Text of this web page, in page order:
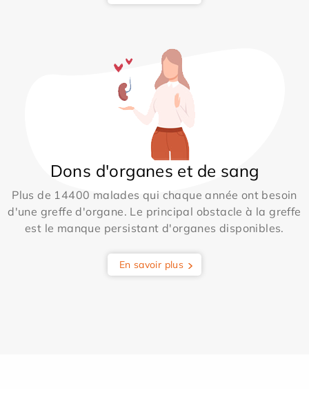
Dons d'organes et de sang
Plus de 14400 malades qui chaque année ont besoin
d'une greffe d'organe. Le principal obstacle à la greffe
est le manque persistant d'organes disponibles.
En savoir plus